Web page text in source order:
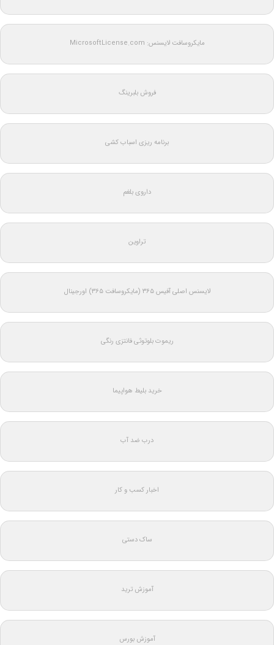
مایکروسافت لایسنس: MicrosoftLicense.com
فروش بلبرینگ
برنامه ریزی اسباب کشی
داروی بلغم
تراوین
لایسنس اصلی آفیس ۳۶۵ (مایکروسافت ۳۶۵) اورجینال
ریموت بلوتوثی فانتزی رنگی
خرید بلیط هواپیما
درب ضد آب
اخبار کسب و کار
ساک دستی
آموزش ترید
آموزش بورس